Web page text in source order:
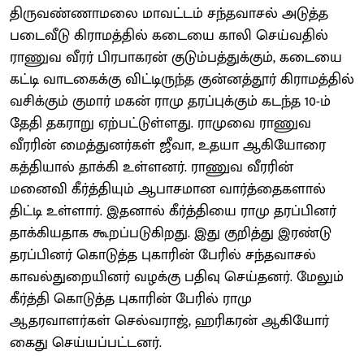
திருவண்ணாமலை மாவட்டம் சந்தவாசல் அடுத்த
படைவீடு கிராமத்தில் கடையை காலி செய்வதில்
ராணுவ வீரர் பிரபாகரன் குடும்பத்துக்கும், கடையை
கட்டி வாடகைக்கு விட்டிருந்த குன்னத்தூர் கிராமத்தில்
வசிக்கும் குமார் மகன் ராமு தரப்புக்கும் கடந்த 10-ம்
தேதி தகராறு ஏற்பட்டுள்ளது. ராமுவை ராணுவ
வீரரின் மைத்துனர்கள் ஜீவா, உதயா ஆகியோரை
கத்தியால் தாக்கி உள்ளனர். ராணுவ வீரரின்
மனைவி கீர்த்தியும் ஆபாசமான வார்த்தைகளால்
திட்டி உள்ளார். இதனால் கீர்த்தியை ராமு தரப்பினர்
தாக்கியதாக கூறப்படுகிறது. இது குறித்து இரண்டு
தரப்பினர் கொடுத்த புகாரின் பேரில் சந்தவாசல்
காவல்துறையினர் வழக்கு பதிவு செய்தனர். மேலும்
கீர்த்தி கொடுத்த புகாரின் பேரில் ராமு
ஆதரவாளர்கள் செல்வராஜ், ஹரிகரன் ஆகியோர்
கைது செய்யப்பட்டனர்.